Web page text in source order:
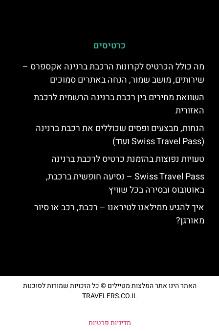
כרטיסים
מה כולל הכרטיס לקרונות הרכבת ברנינה אקספרס –
שירותים, מושב שמור, הנחה באתרים סמוכים
השוואת מחירים בין רכבת ברנינה הרשמית לרכבת
האזורית
הנחות, מבצעים ופסים שכוללים את רכבת ברנינה
(Swiss Travel Pass ועוד)
טעויות נפוצות בהזמנת כרטיס לרכבת ברנינה
Swiss Travel Pass – נסיעה חופשית ברכבת,
באוטובוס ובסירה בכל שוויץ
איך להגיע ממילאנו לטיראנו – רכבת, רכב או סיור
מאורגן?
האתר הינו אתר המלצות מטיילים © כל הזכויות שמורות לסוכנות
TRAVELERS.CO.IL
מדיניות פרטיות